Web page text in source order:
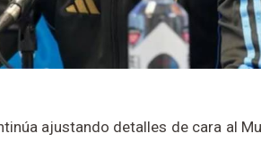
ajustando detalles de cara al